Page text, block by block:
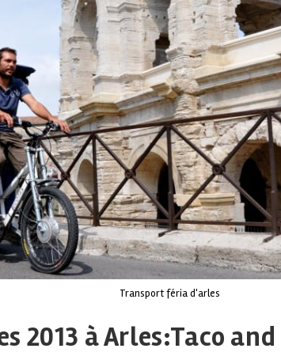
Transport féria d'arles
2013 à Arles:Taco